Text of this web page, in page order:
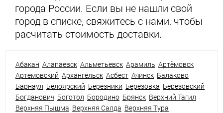
города России. Если вы не нашли свой
город в списке, свяжитесь с нами, чтобы
расчитать стоимость доставки.
Абакан Алапаевск Альметьевск Арамиль Артёмовск
Артемовский Архангельск Асбест Ачинск Балаково
Барнаул Белоярский Березники Березовка Березовский
Богданович Боготол Бородино Брянск Верхний Тагил
Верхняя Пышма Верхняя Салда Верхняя Тура